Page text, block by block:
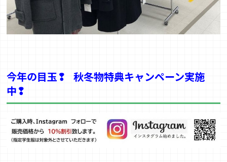
今年の目玉❢秋冬物特典キャンペーン実施
中❢